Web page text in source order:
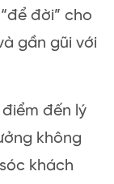
đời” cho
gần gũi với
điểm đến lý
không
khách